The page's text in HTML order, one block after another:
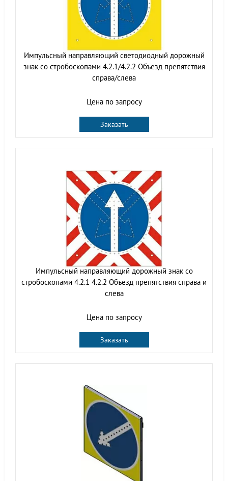
Импульсный направляющий cветодиодный дорожный
знак со стробоскопами 4.2.1/4.2.2 Объезд препятствия
справа/слева
Цена по запросу
Заказать
Импульсный направляющий дорожный знак со
стробоскопами 4.2.1 4.2.2 Объезд препятствия справа и
слева
Цена по запросу
Заказать